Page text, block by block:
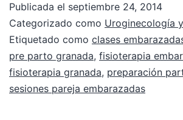
Publicada el septiembre 24, 2014
Categorizado como Uroginecología
Etiquetado como clases
pre parto granada, fisioterapia
fisioterapia granada, preparación
sesiones pareja embarazadas